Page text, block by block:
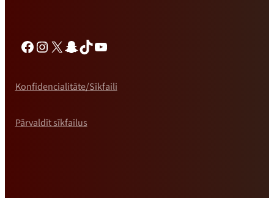
Konfidencialitāte/Sīkfaili
Pārvaldīt sīkfailus
Facebook
Instagram
X Snapchat
TikTokYouTube